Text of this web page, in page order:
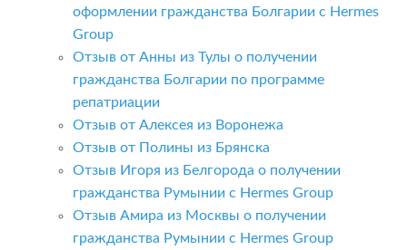
оформлении гражданства Болгарии с Hermes
Group
Отзыв от Анны из Тулы о получении
гражданства Болгарии по программе
репатриации
Отзыв от Алексея из Воронежа
Отзыв от Полины из Брянска
Отзыв Игоря из Белгорода о получении
гражданства Румынии с Hermes Group
Отзыв Амира из Москвы о получении
гражданства Румынии с Hermes Group